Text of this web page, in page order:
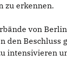
zu erkennen.
von
den Beschluss
intensivieren